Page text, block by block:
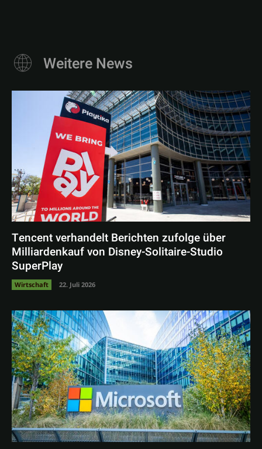
Weitere News
Tencent verhandelt Berichten zufolge über
Milliardenkauf von Disney-Solitaire-Studio
SuperPlay
Wirtschaft 22. Juli 2026